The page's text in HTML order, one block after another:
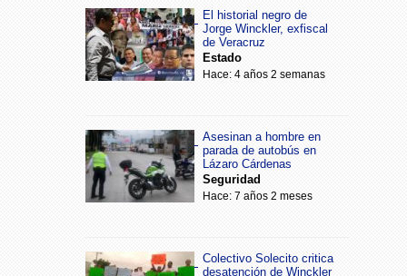
El historial negro de
Jorge Winckler, exfiscal
de Veracruz
Estado
Hace: 4 años 2 semanas
Asesinan a hombre en
parada de autobús en
Lázaro Cárdenas
Seguridad
Hace: 7 años 2 meses
Colectivo Solecito critica
desatención de Winckler